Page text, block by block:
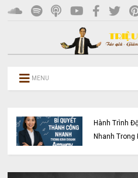
MENU
Hành Trình
Nhanh Trong